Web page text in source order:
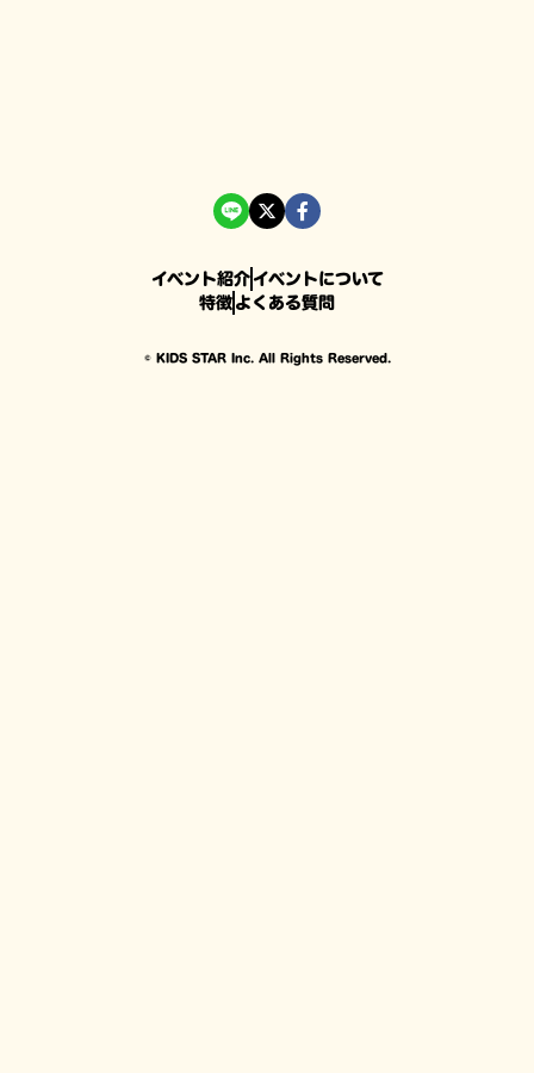
イベント紹介イベントについて
特徴よくある質問
© KIDS STAR Inc. All Rights Reserved.